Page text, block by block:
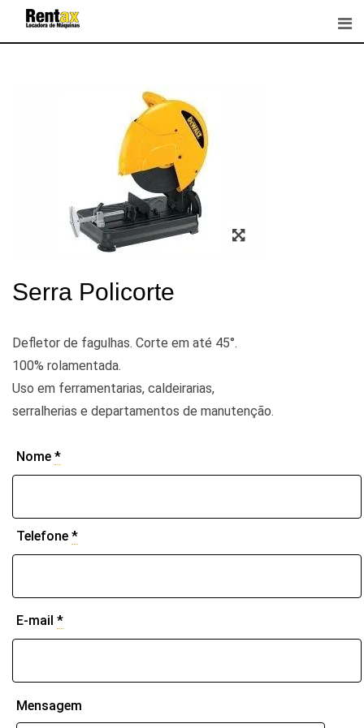
Zoom
Serra Policorte
Defletor de fagulhas. Corte em até 45°.
100% rolamentada.
Uso em ferramentarias, caldeirarias,
serralherias e departamentos de manutenção.
Nome *
Telefone *
E-mail *
Mensagem